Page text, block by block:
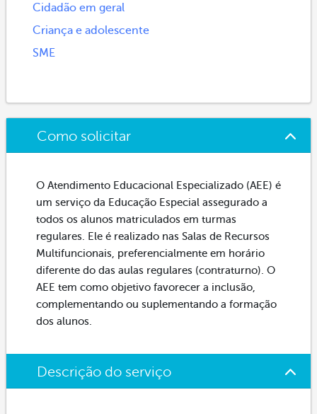
Cidadão em geral
Criança e adolescente
SME
Como solicitar
O Atendimento Educacional Especializado (AEE) é
um serviço da Educação Especial assegurado a
todos os alunos matriculados em turmas
regulares. Ele é realizado nas Salas de Recursos
Multifuncionais, preferencialmente em horário
diferente do das aulas regulares (contraturno). O
AEE tem como objetivo favorecer a inclusão,
complementando ou suplementando a formação
dos alunos.
Descrição do serviço